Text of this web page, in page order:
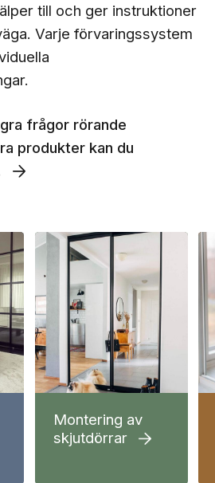
till och ger instruktioner
Varje förvaringssystem
frågor rörande
produkter kan du
Montering av
skjutdörrar